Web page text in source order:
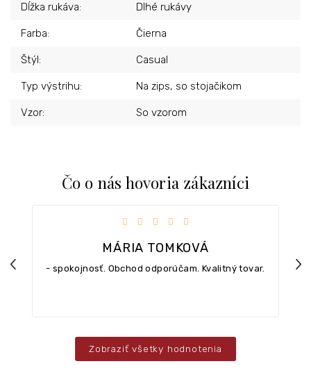
Dĺžka rukáva: Dlhé rukávy
Farba: Čierna
Štýl: Casual
Typ výstrihu: Na zips, so stojačikom
Vzor: So vzorom
Čo o nás hovoria zákazníci
Previous
MÁRIA TOMKOVÁ
Hodnotenie obchodu je 5 z 5 hviezdičiek.
- spokojnosť. Obchod odporúčam. Kvalitný tovar.
Zobraziť všetky hodnotenia